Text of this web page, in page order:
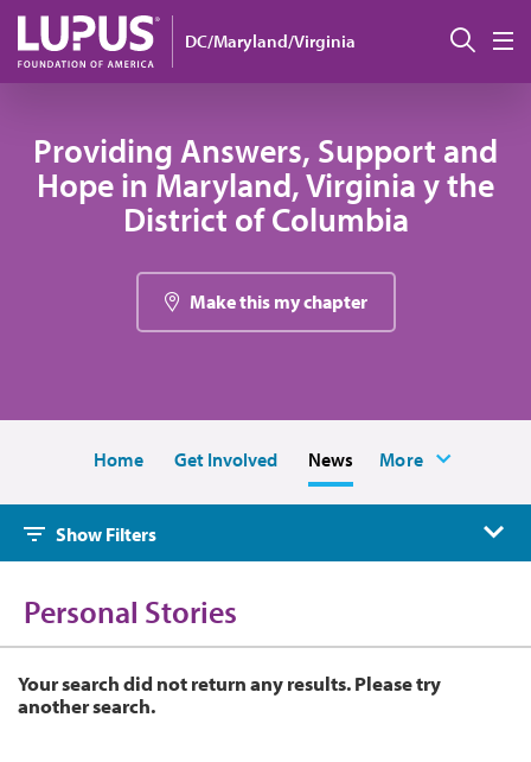
Pasar al contenido principal
DC/Maryland/Virginia
Providing Answers, Support and
Hope in Maryland, Virginia y the
District of Columbia
Make this my chapter
Home Get Involved News More
Show Filters
Personal Stories
Your search did not return any results. Please try
another search.